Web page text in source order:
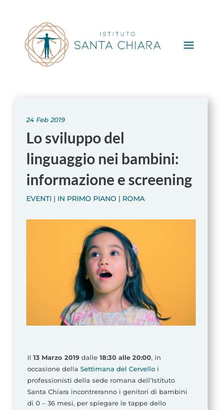
24 Feb 2019
Lo sviluppo del
linguaggio nei bambini:
informazione e screening
EVENTI | IN PRIMO PIANO | ROMA
Il 13 Marzo 2019dalle 18:30 alle 20:00, in
occasione della Settimana del Cervello i
professionisti della sede romana dell’Istituto
Santa Chiara incontreranno i genitori di bambini
di 0 – 36 mesi, per spiegare le tappe dello